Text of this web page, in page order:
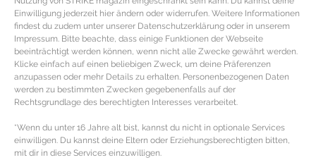
Einwilligung jederzeit hier ändern oder widerrufen. Weitere Informationen
findest du zudem unter unserer Datenschutzerklärung oder in unserem
Impressum. Bitte beachte, dass einige Funktionen der Webseite
beeinträchtigt werden können, wenn nicht alle Zwecke gewährt werden.
Klicke einfach auf einen beliebigen Zweck, um deine Präferenzen
anzupassen oder mehr Details zu erhalten. Personenbezogenen Daten
werden zu bestimmten Zwecken gegebenenfalls auf der
Rechtsgrundlage des berechtigten Interesses verarbeitet.
*Wenn du unter 16 Jahre alt bist, kannst du nicht in optionale Services
einwilligen. Du kannst deine Eltern oder Erziehungsberechtigten bitten,
mit dir in diese Services einzuwilligen.
CITYGUIDE KOPENHAGEN – Design,
Kulinarik und Kultur
TRAVELGUIDE KOPENHAGEN – Genuss,
skandinavisches Design & Kultur Modestadt,
Fahrradhauptstadt Europas und Kulturmetropole: